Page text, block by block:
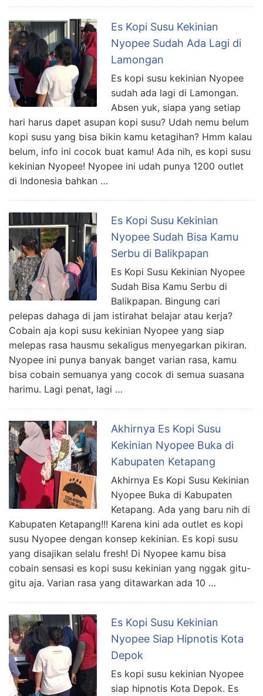
Es Kopi Susu Kekinian
Nyopee Sudah Ada Lagi di
Lamongan
Es kopi susu kekinian Nyopee
sudah ada lagi di Lamongan.
Absen yuk, siapa yang setiap
hari harus dapet asupan kopi susu? Udah nemu belum
kopi susu yang bisa bikin kamu ketagihan? Hmm kalau
belum, info ini cocok buat kamu! Ada nih, es kopi susu
kekinian Nyopee! Nyopee ini udah punya 1200 outlet
di Indonesia bahkan …
Es Kopi Susu Kekinian
Nyopee Sudah Bisa Kamu
Serbu di Balikpapan
Es Kopi Susu Kekinian Nyopee
Sudah Bisa Kamu Serbu di
Balikpapan. Bingung cari
pelepas dahaga di jam istirahat belajar atau kerja?
Cobain aja kopi susu kekinian Nyopee yang siap
melepas rasa hausmu sekaligus menyegarkan pikiran.
Nyopee ini punya banyak banget varian rasa, kamu
bisa cobain semuanya yang cocok di semua suasana
harimu. Lagi penat, lagi …
Akhirnya Es Kopi Susu
Kekinian Nyopee Buka di
Kabupaten Ketapang
Akhirnya Es Kopi Susu Kekinian
Nyopee Buka di Kabupaten
Ketapang. Ada yang baru nih di
Kabupaten Ketapang!!! Karena kini ada outlet es kopi
susu Nyopee dengan konsep kekinian. Es kopi susu
yang disajikan selalu fresh! Di Nyopee kamu bisa
cobain sensasi es kopi susu kekinian yang nggak gitu-
gitu aja. Varian rasa yang ditawarkan ada 10 …
Es Kopi Susu Kekinian
Nyopee Siap Hipnotis Kota
Depok
Es kopi susu kekinian Nyopee
siap hipnotis Kota Depok. Es